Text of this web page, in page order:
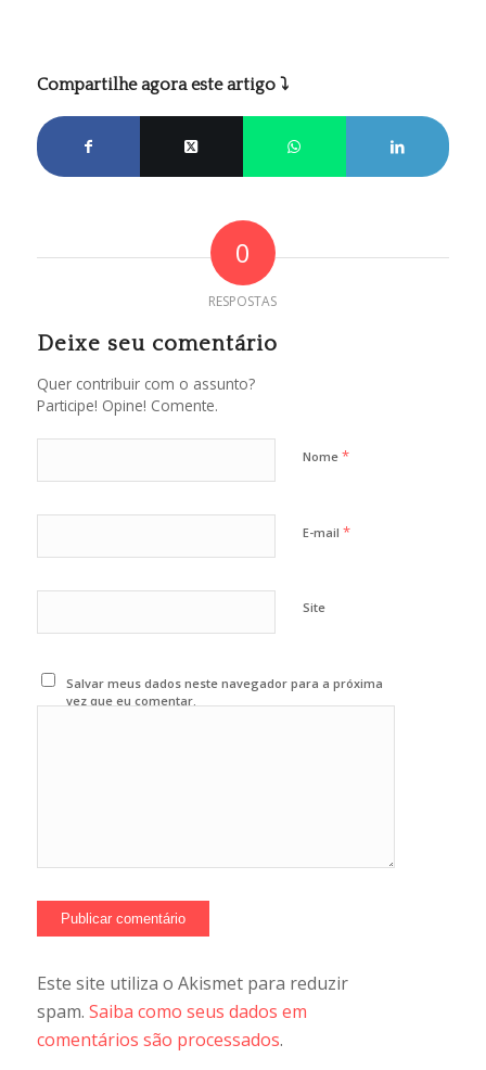
Compartilhe agora este artigo ⤵
0
RESPOSTAS
Deixe seu comentário
Quer contribuir com o assunto?
Participe! Opine! Comente.
Nome *
E-mail *
Site
Salvar meus dados neste navegador para a próxima
vez que eu comentar.
Este site utiliza o Akismet para reduzir
spam. Saiba como seus dados em
comentários são processados.